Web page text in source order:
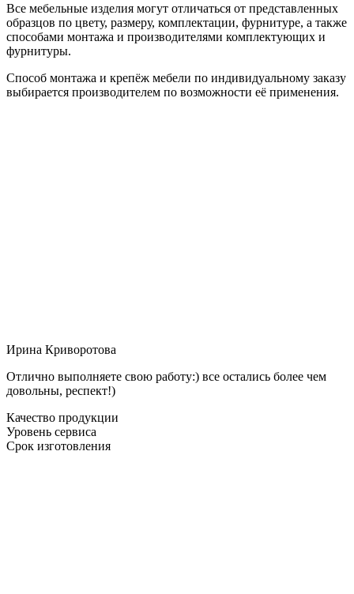
Все мебельные изделия могут отличаться от представленных
образцов по цвету, размеру, комплектации, фурнитуре, а также
способами монтажа и производителями комплектующих и
фурнитуры.
Способ монтажа и крепёж мебели по индивидуальному заказу
выбирается производителем по возможности её применения.
Ирина Криворотова
Отлично выполняете свою работу:) все остались более чем
довольны, респект!)
Качество продукции
Уровень сервиса
Срок изготовления